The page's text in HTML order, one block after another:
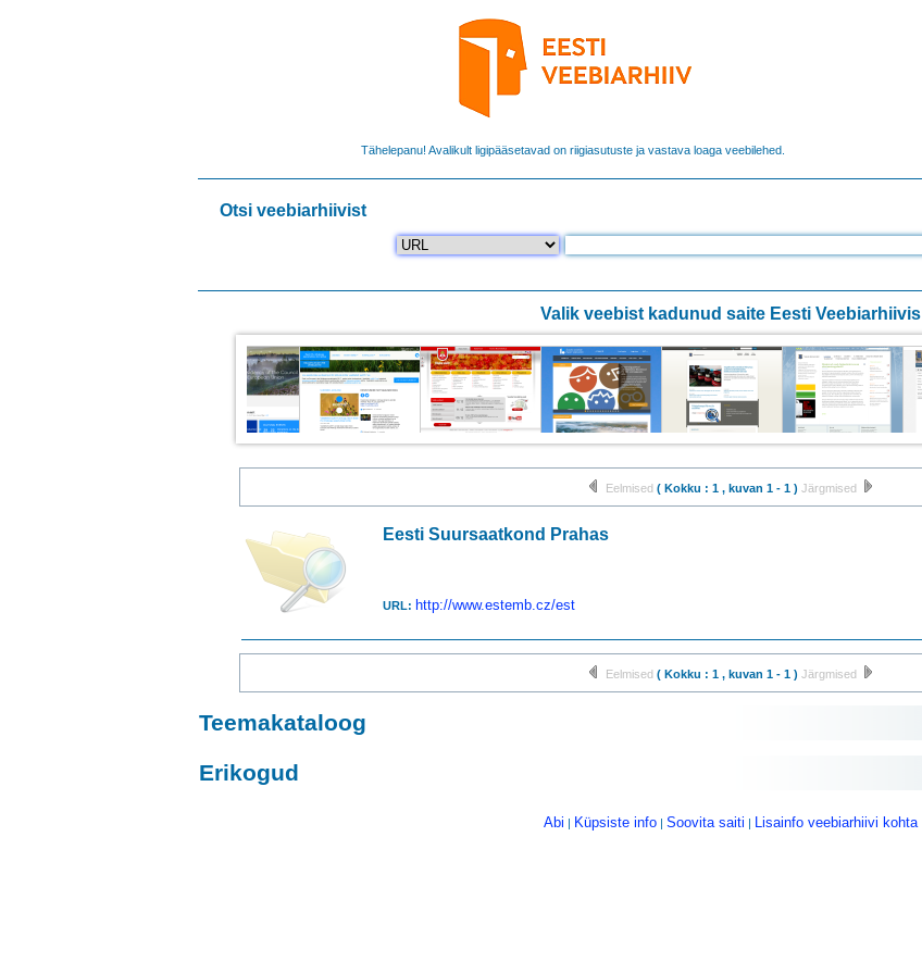
Tähelepanu! Avalikult ligipääsetavad on riigiasutuste ja vastava loaga veebilehed.
Otsi veebiarhiivist
Valik veebist kadunud saite Eesti Veebiarhiivis
Eelmised ( Kokku : 1 , kuvan 1 - 1 ) Järgmised
Eesti Suursaatkond Prahas
URL: http://www.estemb.cz/est
Eelmised ( Kokku : 1 , kuvan 1 - 1 ) Järgmised
Teemakataloog
Erikogud
Abi | Küpsiste info | Soovita saiti | Lisainfo veebiarhiivi kohta